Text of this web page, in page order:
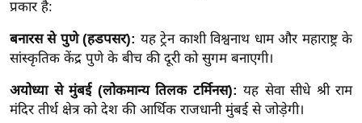
या
हि
त्य
ज
ग
प्रकार है:
बनारस से पुणे (हडपसर): यह ट्रेन काशी विश्वनाथ धाम और महाराष्ट्र के
सांस्कृतिक केंद्र पुणे के बीच की दूरी को सुगम बनाएगी।
अयोध्या से मुंबई (लोकमान्य तिलक टर्मिनस): यह सेवा सीधे श्री राम
मंदिर तीर्थ क्षेत्र को देश की आर्थिक राजधानी मुंबई से जोड़ेगी।